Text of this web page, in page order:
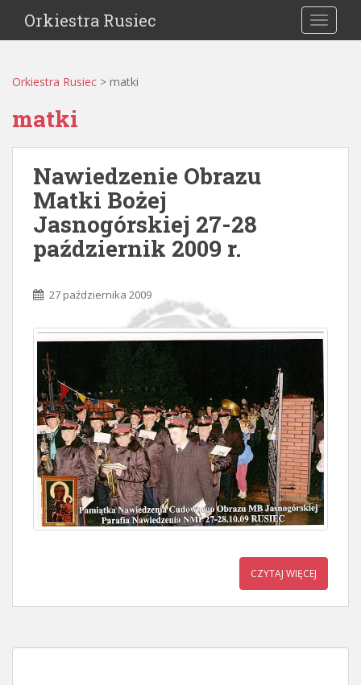
Orkiestra Rusiec
Orkiestra Rusiec > matki
matki
Nawiedzenie Obrazu
Matki Bożej
Jasnogórskiej 27-28
październik 2009 r.
27 października 2009
CZYTAJ WIĘCEJ